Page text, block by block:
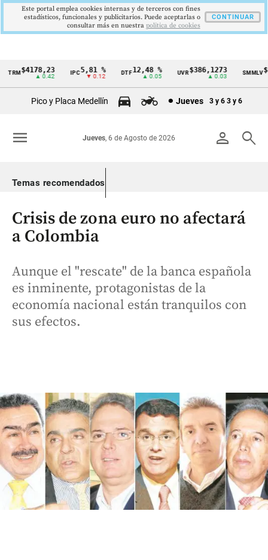
Cintillo
Colombia
$4178,23
▲ 0.42
5,81 %
▼ 0.12
12,48 %
▲ 0.05
$386,1273
▲ 0.03
SMMLV
Pico y Placa Medellín Jueves 3 y 6 3 y 6
person search
Jueves, 6 de Agosto de 2026
menu
Temas recomendados
Crisis de zona euro no afectará
a Colombia
Aunque el "rescate" de la banca española
es inminente, protagonistas de la
economía nacional están tranquilos con
sus efectos.
Este portal emplea cookies internas y de terceros con fines
estadísticos, funcionales y publicitarios. Puede aceptarlas o
consultar más en nuestra politica de cookies
CONTINUAR